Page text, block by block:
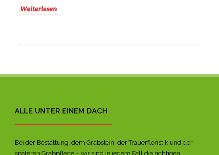
Weiterlesen
ALLE UNTER EINEM DACH
Bei der Bestattung, dem Grabstein, der Trauerfloristik und der
späteren Grabpflege – wir sind in jedem Fall die richtigen